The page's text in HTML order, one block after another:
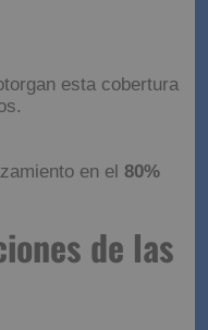
esta cobertura
en el 80%
de las